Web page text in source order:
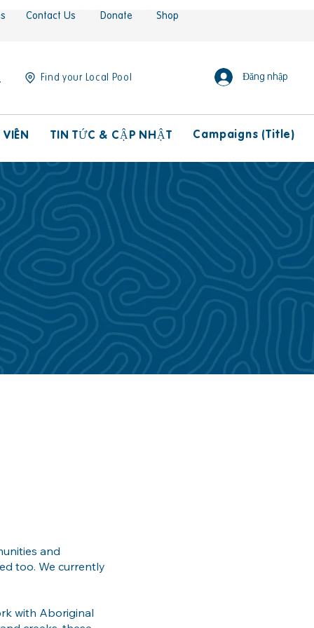
Contact Us Donate Shop
Find your Local Pool Đăng nhập
TIN TỨC & CẬP NHẬT Campaigns (Title)
and
too. We currently
with Aboriginal